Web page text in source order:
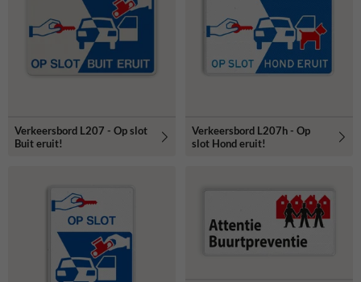
Verkeersbord L207 - Op slot
Buit eruit!
Verkeersbord L207h - Op
slot Hond eruit!